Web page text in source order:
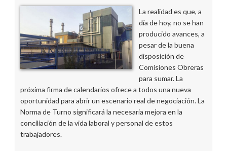
La realidad es que, a
día de hoy, no se han
producido avances, a
pesar de la buena
disposición de
Comisiones Obreras
para sumar. La
próxima firma de calendarios ofrece a todos una nueva
oportunidad para abrir un escenario real de negociación. La
Norma de Turno significará la necesaria mejora en la
conciliación de la vida laboral y personal de estos
trabajadores.